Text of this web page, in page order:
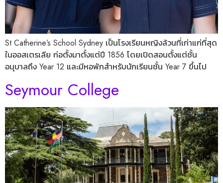
St Catherine’s School Sydney เป็นโรงเรียนหญิงล้วนที่เก่าแก่ที่สุด
ในออสเตรเลีย ก่อตั้งมาตั้งแต่ปี 1856 โดยเปิดสอนตั้งแต่ชั้น
อนุบาลถึง Year 12 และมีหอพักสำหรับนักเรียนชั้น Year 7 ขึ้นไป
Seymour College